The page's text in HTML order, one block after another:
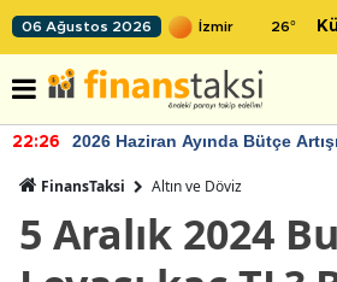
06 Ağustos 2026 26°
22:26 2026 Haziran Ayında Bütçe
FinansTaksi Altın ve Döviz
5 Aralık 2024